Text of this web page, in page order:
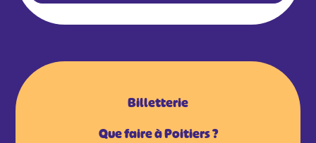
Billetterie
Que faire à Poitiers ?